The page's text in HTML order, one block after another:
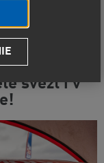
svézt i v